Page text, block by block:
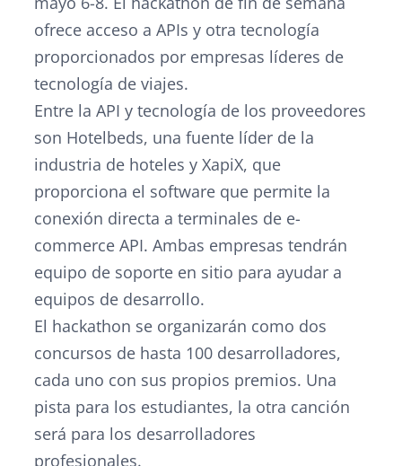
ofrece acceso a APIs y otra tecnología
proporcionados por empresas líderes de
tecnología de viajes.
Entre la API y tecnología de los proveedores
son Hotelbeds, una fuente líder de la
industria de hoteles y XapiX, que
proporciona el software que permite la
conexión directa a terminales de e-
commerce API. Ambas empresas tendrán
equipo de soporte en sitio para ayudar a
equipos de desarrollo.
El hackathon se organizarán como dos
concursos de hasta 100 desarrolladores,
cada uno con sus propios premios. Una
pista para los estudiantes, la otra canción
será para los desarrolladores
profesionales.